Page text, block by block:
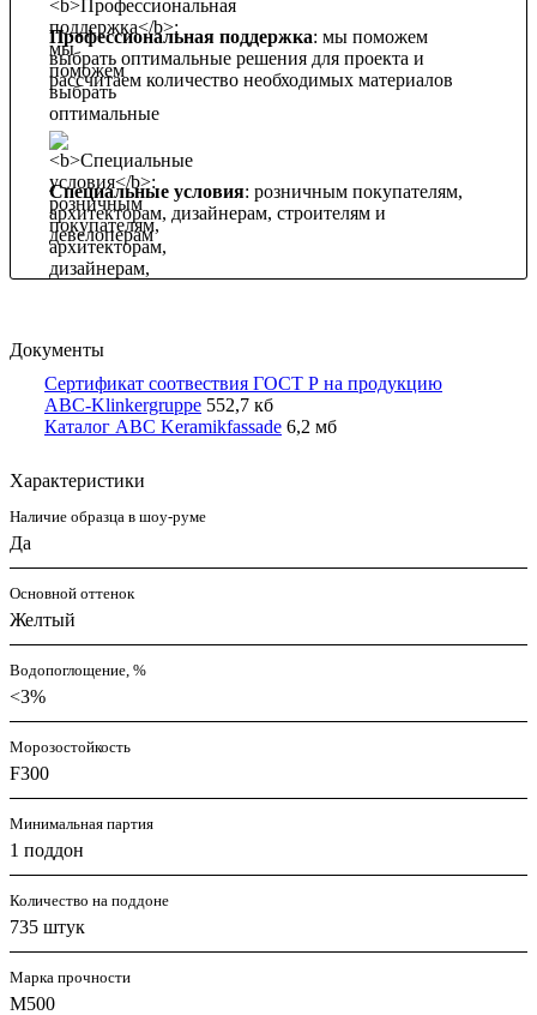
Профессиональная поддержка: мы поможем
выбрать оптимальные решения для проекта и
рассчитаем количество необходимых материалов
Специальные условия: розничным покупателям,
архитекторам, дизайнерам, строителям и
девелоперам
Документы
Сертификат соотвествия ГОСТ Р на продукцию
ABC-Klinkergruppe 552,7 кб
Каталог ABC Keramikfassade 6,2 мб
Характеристики
Наличие образца в шоу-руме
Да
Основной оттенок
Желтый
Водопоглощение, %
<3%
Морозостойкость
F300
Минимальная партия
1 поддон
Количество на поддоне
735 штук
Марка прочности
М500